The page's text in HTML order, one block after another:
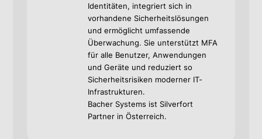
Identitäten, integriert sich in
vorhandene Sicherheitslösungen
und ermöglicht umfassende
Überwachung. Sie unterstützt MFA
für alle Benutzer, Anwendungen
und Geräte und reduziert so
Sicherheitsrisiken moderner IT-
Infrastrukturen.
Bacher Systems ist Silverfort
Partner in Österreich.